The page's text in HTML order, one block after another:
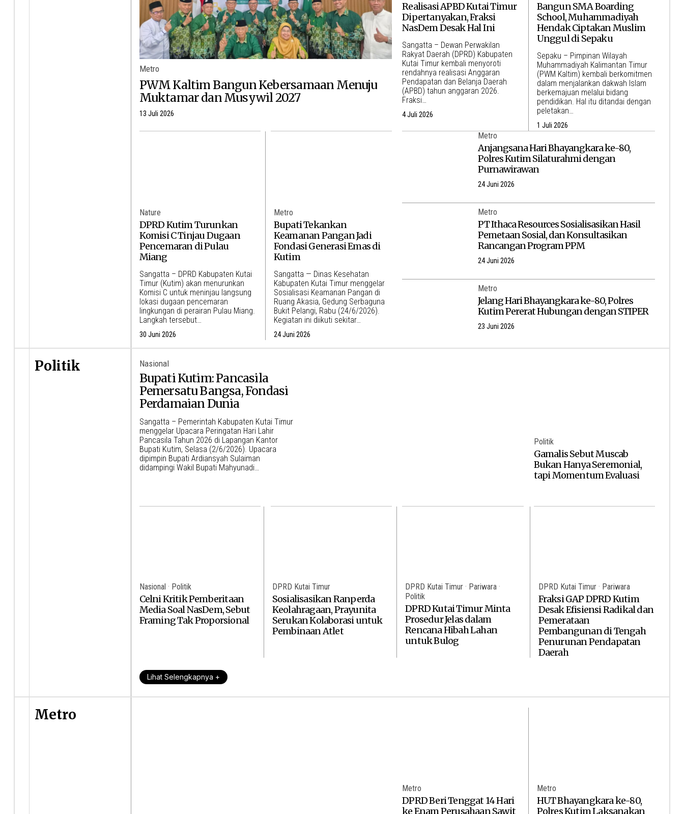
Metro
PWM Kaltim Bangun Kebersamaan Menuju
Muktamar dan Musywil 2027
13 Juli 2026
Realisasi APBD Kutai Timur
Dipertanyakan, Fraksi
NasDem Desak Hal Ini
Sangatta – Dewan Perwakilan
Rakyat Daerah (DPRD) Kabupaten
Kutai Timur kembali menyoroti
rendahnya realisasi Anggaran
Pendapatan dan Belanja Daerah
(APBD) tahun anggaran 2026.
Fraksi…
4 Juli 2026
Bangun SMA Boarding
School, Muhammadiyah
Hendak Ciptakan Muslim
Unggul di Sepaku
Sepaku – Pimpinan Wilayah
Muhammadiyah Kalimantan Timur
(PWM Kaltim) kembali berkomitmen
dalam menjalankan dakwah Islam
berkemajuan melalui bidang
pendidikan. Hal itu ditandai dengan
peletakan…
1 Juli 2026
Nature
DPRD Kutim Turunkan
Komisi C Tinjau Dugaan
Pencemaran di Pulau
Miang
Sangatta – DPRD Kabupaten Kutai
Timur (Kutim) akan menurunkan
Komisi C untuk meninjau langsung
lokasi dugaan pencemaran
lingkungan di perairan Pulau Miang.
Langkah tersebut…
30 Juni 2026
Metro
Bupati Tekankan
Keamanan Pangan Jadi
Fondasi Generasi Emas di
Kutim
Sangatta — Dinas Kesehatan
Kabupaten Kutai Timur menggelar
Sosialisasi Keamanan Pangan di
Ruang Akasia, Gedung Serbaguna
Bukit Pelangi, Rabu (24/6/2026).
Kegiatan ini diikuti sekitar…
24 Juni 2026
Metro
Anjangsana Hari Bhayangkara ke-80,
Polres Kutim Silaturahmi dengan
Purnawirawan
24 Juni 2026
Metro
PT Ithaca Resources Sosialisasikan Hasil
Pemetaan Sosial, dan Konsultasikan
Rancangan Program PPM
24 Juni 2026
Metro
Jelang Hari Bhayangkara ke-80, Polres
Kutim Pererat Hubungan dengan STIPER
23 Juni 2026
Nasional
Bupati Kutim: Pancasila
Pemersatu Bangsa, Fondasi
Perdamaian Dunia
Sangatta – Pemerintah Kabupaten Kutai Timur
menggelar Upacara Peringatan Hari Lahir
Pancasila Tahun 2026 di Lapangan Kantor
Bupati Kutim, Selasa (2/6/2026). Upacara
dipimpin Bupati Ardiansyah Sulaiman
didampingi Wakil Bupati Mahyunadi…
Politik
Gamalis Sebut Muscab
Bukan Hanya Seremonial,
tapi Momentum Evaluasi
Nasional · Politik
Celni Kritik Pemberitaan
Media Soal NasDem, Sebut
Framing Tak Proporsional
DPRD Kutai Timur
Sosialisasikan Ranperda
Keolahragaan, Prayunita
Serukan Kolaborasi untuk
Pembinaan Atlet
DPRD Kutai Timur · Pariwara ·
Politik
DPRD Kutai Timur Minta
Prosedur Jelas dalam
Rencana Hibah Lahan
untuk Bulog
DPRD Kutai Timur · Pariwara
Fraksi GAP DPRD Kutim
Desak Efisiensi Radikal dan
Pemerataan
Pembangunan di Tengah
Penurunan Pendapatan
Daerah
Lihat Selengkapnya +
Politik
Metro
DPRD Beri Tenggat 14 Hari
ke Enam Perusahaan Sawit
Metro
HUT Bhayangkara ke-80,
Polres Kutim Laksanakan
Metro